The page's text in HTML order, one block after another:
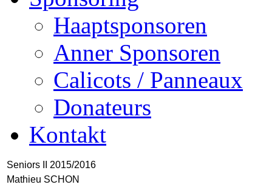
Haaptsponsoren
Anner Sponsoren
Calicots / Panneaux
Donateurs
Kontakt
Seniors II 2015/2016
Mathieu SCHON